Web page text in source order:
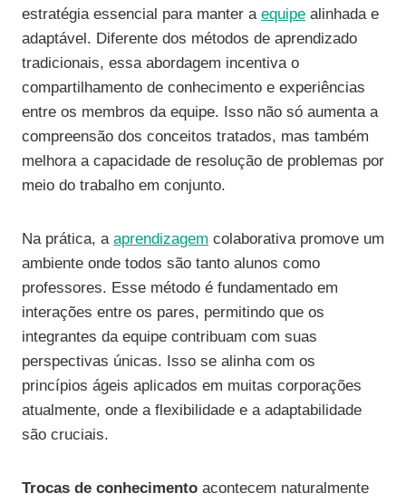
estratégia essencial para manter a equipe alinhada e
adaptável. Diferente dos métodos de aprendizado
tradicionais, essa abordagem incentiva o
compartilhamento de conhecimento e experiências
entre os membros da equipe. Isso não só aumenta a
compreensão dos conceitos tratados, mas também
melhora a capacidade de resolução de problemas por
meio do trabalho em conjunto.
Na prática, a aprendizagem colaborativa promove um
ambiente onde todos são tanto alunos como
professores. Esse método é fundamentado em
interações entre os pares, permitindo que os
integrantes da equipe contribuam com suas
perspectivas únicas. Isso se alinha com os
princípios ágeis aplicados em muitas corporações
atualmente, onde a flexibilidade e a adaptabilidade
são cruciais.
Trocas de conhecimento acontecem naturalmente